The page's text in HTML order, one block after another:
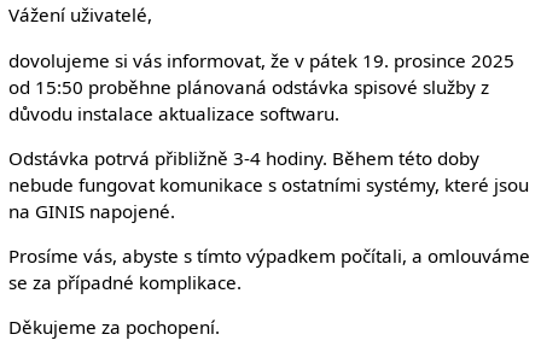
Vážení uživatelé,
dovolujeme si vás informovat, že v pátek 19. prosince 2025
od 15:50 proběhne plánovaná odstávka spisové služby z
důvodu instalace aktualizace softwaru.
Odstávka potrvá přibližně 3-4 hodiny. Během této doby
nebude fungovat komunikace s ostatními systémy, které jsou
na GINIS napojené.
Prosíme vás, abyste s tímto výpadkem počítali, a omlouváme
se za případné komplikace.
Děkujeme za pochopení.